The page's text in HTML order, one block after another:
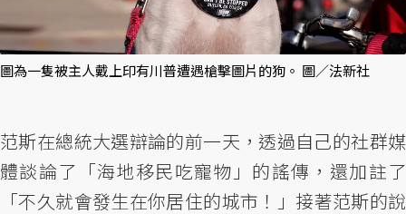
圖為一隻被主人戴上印有川普遭遇槍擊圖片的狗。 圖／法新社
范斯在總統大選辯論的前一天，透過自己的社群媒
體談論了「海地移民吃寵物」的謠傳，還加註了
「不久就會發生在你居住的城市！」接著范斯的說